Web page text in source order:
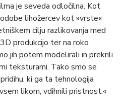
je seveda odločilna. Kot
lihožercev kot »vrste«
cilju razlikovanja med
produkcijo ter na roko
jih potem modelirali in prekrili
teksturami. Tako smo se
ki ga ta tehnologija
likom, vdihnili pristnost.«